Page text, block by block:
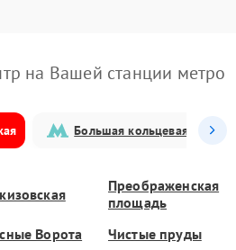
на Вашей станции метро
Большая кольцевая
Преображенская
площадь
Ворота Чистые пруды